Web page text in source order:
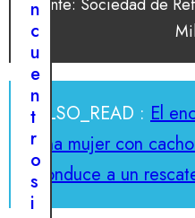
Fuente: Sociedad de
ALSO_READ : El
una mujer con
conduce a un
r
o
m
o
a
l
r
e
s
n
c
u
e
n
t
r
o
s
i